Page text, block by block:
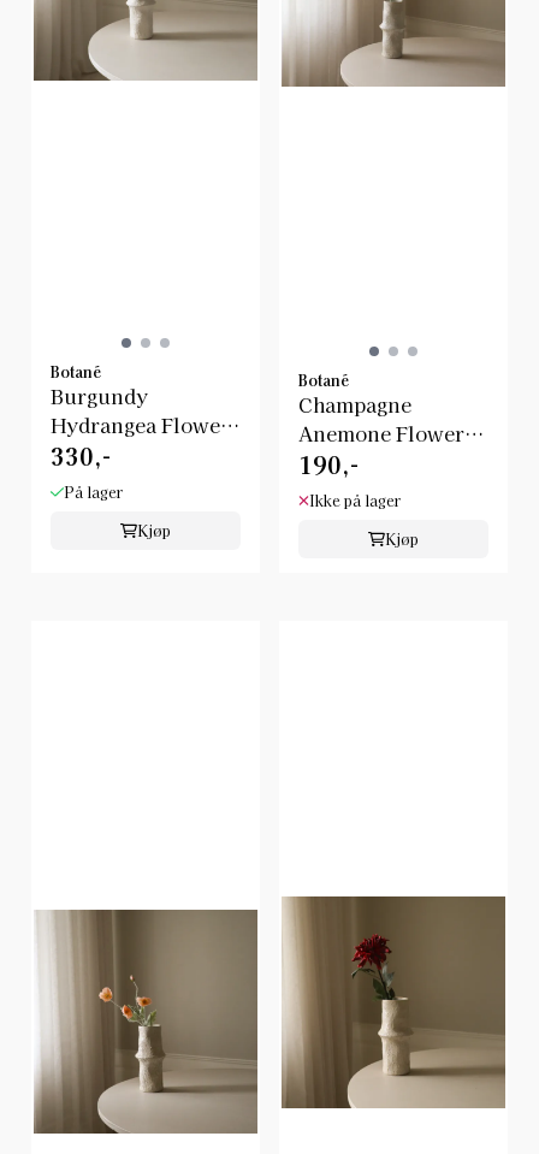
Botané
Burgundy
Hydrangea Flower/
Botanè
330,-
På lager
Kjøp
Botané
Champagne
Anemone Flower/
Botanè
190,-
Ikke på lager
Kjøp